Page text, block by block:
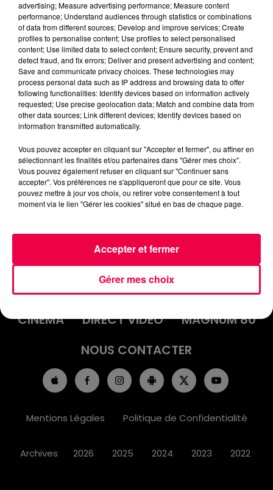
Flash infos
Crédit :Flash infos
INFOS
AGENDA
JEUX
PODCASTS
CINÉMA
DIRECT VIDÉO
MAGNUM 80
NOUS CONTACTER
Mentions Légales Politique de Confidentialité
Archives 2026 2025 2024 2023 2022
advertising; Measure advertising performance; Measure content
performance; Understand audiences through statistics or combinations
of data from different sources; Develop and improve services; Create
profiles to personalise content; Use profiles to select personalised
content; Use limited data to select content; Ensure security, prevent and
detect fraud, and fix errors; Deliver and present advertising and content;
Save and communicate privacy choices. These technologies may
process personal data such as IP address and browsing data to offer
following functionalities: Identify devices based on information actively
requested; Use precise geolocation data; Match and combine data from
other data sources; Link different devices; Identify devices based on
information transmitted automatically.
Vous pouvez accepter en cliquant sur "Accepter et fermer", ou affiner en
sélectionnant les finalités et/ou partenaires dans "Gérer mes choix".
Vous pouvez également refuser en cliquant sur "Continuer sans
accepter". Vos préférences ne s'appliqueront que pour ce site. Vous
pouvez mettre à jour vos choix, ou retirer votre consentement à tout
moment via le lien "Gérer les cookies" situé en bas de chaque page.
Gérer mes choix
Accepter et fermer